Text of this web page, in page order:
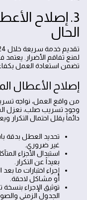
3. إصلاح
الحال
لمنع تفاقم الأضرار.
تضمن استعادة العمل
إصلاح الأعطال المائية
من واقع العمل، نواجه
وجود تسريب صلب، نعزل
دائماً يقلل احتمال التكرار
تحديد العطل بدقة
غير ضروري.
استبدال الأجزاء
بعيداً عن التكرار.
إجراء اختبارات ما
أو مشاكل لاحقة.
توثيق الإجراء
الجدول الزمني